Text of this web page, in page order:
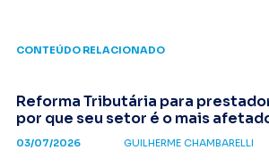
CONTEÚDO RELACIONADO
Reforma Tributária para
por que seu setor é o mais
03/07/2026 GUILHERME CHAMBARELLI